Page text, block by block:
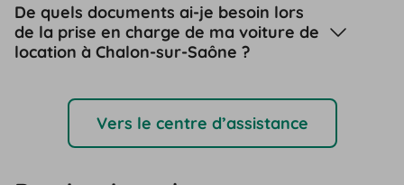
De quels documents ai-je besoin lors
de la prise en charge de ma voiture de
location à Chalon-sur-Saône ?
Vers le centre d’assistance